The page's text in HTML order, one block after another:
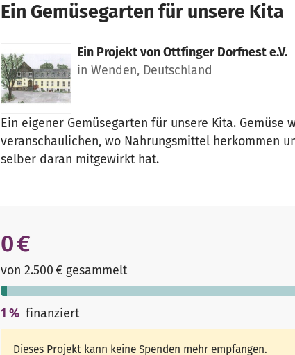
Ein Gemüsegarten für unsere Kita
Ein Projekt vonOttfinger Dorfnest e.V.
in Wenden, Deutschland
Ein eigener Gemüsegarten für unsere Kita.
veranschaulichen, wo Nahrungsmittel herkommen
selber daran mitgewirkt hat.
0 €
von 2.500 € gesammelt
1 % finanziert
Dieses Projekt kann keine Spenden mehr empfangen.